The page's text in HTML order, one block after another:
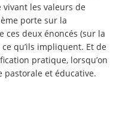
vivant les valeurs de
porte sur la
ces deux énoncés (sur la
qu’ils impliquent. Et de
pratique, lorsqu’on
pastorale et éducative.